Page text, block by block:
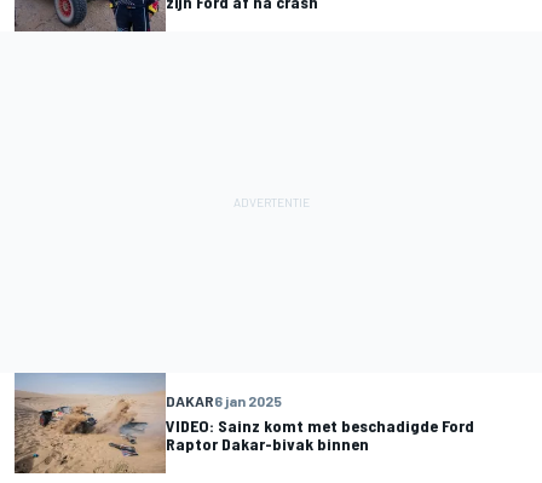
DAKAR6 jan 2025
VIDEO: Sainz komt met beschadigde Ford
Raptor Dakar-bivak binnen